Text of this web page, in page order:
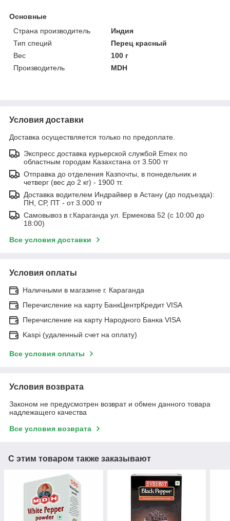
Основные
Страна производитель
Индия
Тип специй
Перец красный
Вес
100 г
Производитель
MDH
Условия доставки
Доставка осуществляется только по предоплате.
Экспресс доставка курьерской службой Emex по
областным городам Казахстана от 3.500 тг
Отправка до отделения Казпочты, в понедельник и
четверг (вес до 2 кг) - 1900 тг.
Доставка водителем Индрайвер в Астану (до подъезда):
ПН, СР, ПТ - от 3.000 тг
Самовывоз в г.Караганда ул. Ермекова 52 (с 10:00 до
18:00)
Все условия доставки
Условия оплаты
Наличными в магазине г. Караганда
Перечисление на карту БанкЦентрКредит VISA
Перечисление на карту Народного Банка VISA
Kaspi (удаленный счет на оплату)
Все условия оплаты
Условия возврата
Законом не предусмотрен возврат и обмен данного товара
надлежащего качества
Все условия возврата
С этим товаром также заказывают